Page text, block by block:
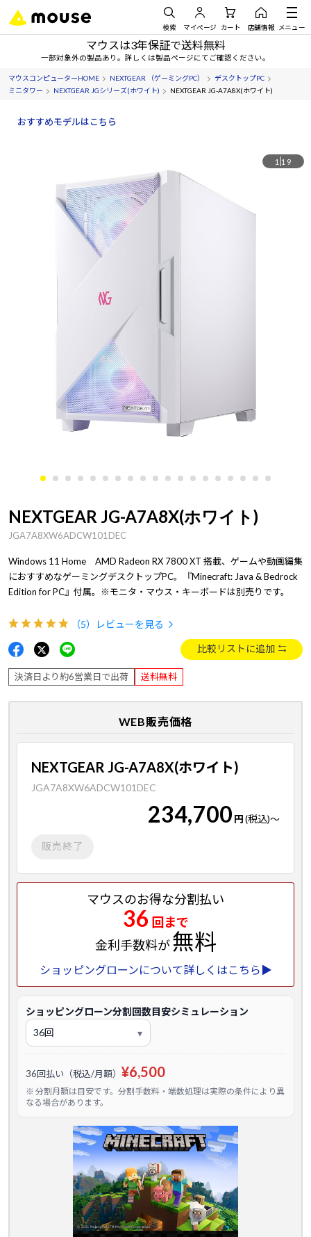
検索 マイページ カート 店舗情報 メニュー
マウスは3年保証で送料無料
一部対象外の製品あり。詳しくは製品ページにてご確認ください。
マウスコンピューターHOME NEXTGEAR （ゲーミングPC）
デスクトップPC
ミニタワー
NEXTGEAR JGシリーズ(ホワイト) NEXTGEAR JG-A7A8X(ホワイト)
おすすめモデルはこちら
1 19
NEXTGEAR JG-A7A8X(ホワイト)
JGA7A8XW6ADCW101DEC
Windows 11 Home AMD Radeon RX 7800 XT 搭載、ゲームや動画編集
におすすめなゲーミングデスクトップPC。『Minecraft: Java & Bedrock
Edition for PC』付属。※モニタ・マウス・キーボードは別売りです。
（5） レビューを見る
比較リストに追加
決済日より約6営業日で出荷 送料無料
WEB販売価格
NEXTGEAR JG-A7A8X(ホワイト)
JGA7A8XW6ADCW101DEC
234,700 円(税込)～
販売終了
マウスのお得な分割払い
36 回まで
金利手数料が無料
ショッピングローンについて詳しくはこちら▶
ショッピングローン分割回数目安シミュレーション
36回払い（税込/月額） ¥6,500
※ 分割月額は目安です。分割手数料・端数処理は実際の条件により異
なる場合があります。